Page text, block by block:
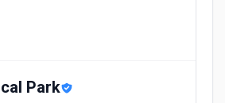
Park